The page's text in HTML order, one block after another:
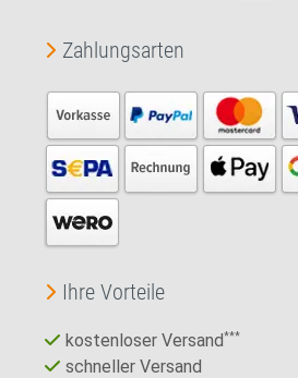
Zahlungsarten
Ihre Vorteile
kostenloser Versand***
schneller Versand